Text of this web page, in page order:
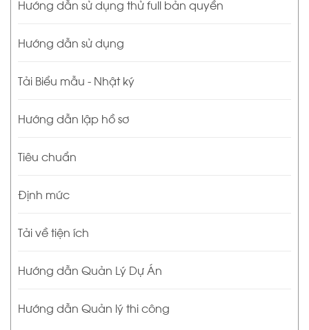
Hướng dẫn sử dụng thử full bản quyền
Hướng dẫn sử dụng
Tải Biểu mẫu - Nhật ký
Hướng dẫn lập hồ sơ
Tiêu chuẩn
Định mức
Tải về tiện ích
Hướng dẫn Quản Lý Dự Án
Hướng dẫn Quản lý thi công